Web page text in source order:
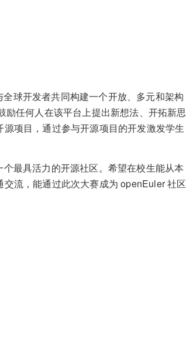
球开发者共同构建一个开放、多元和架构
任何人在该平台上提出新想法、开拓新思
项目，通过参与开源项目的开发激发学生
最具活力的开源社区。希望在校生能从本
流，能通过此次大赛成为 openEuler 社区